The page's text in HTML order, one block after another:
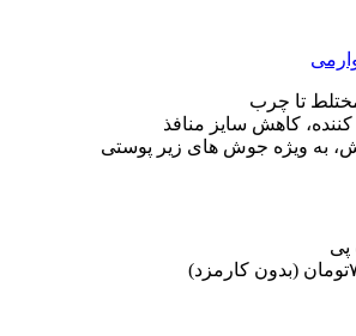
تا چرب
کاهش سایز منافذ
به ویژه جوش های زیر پوستی
تومان (بدون کارمزد)